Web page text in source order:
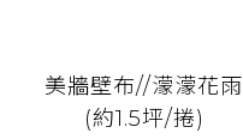
美牆壁布//濛濛花雨
(約1.5坪/捲)